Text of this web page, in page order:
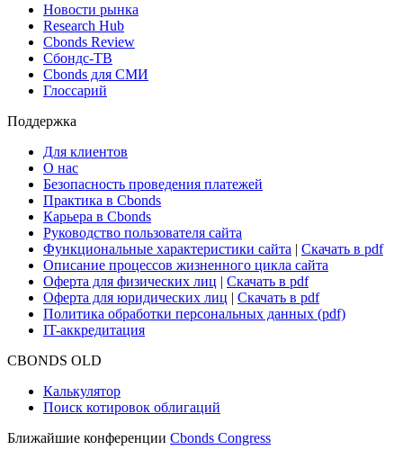
Новости рынка
Research Hub
Cbonds Review
Сбондс-ТВ
Cbonds для СМИ
Глоссарий
Поддержка
Для клиентов
О нас
Безопасность проведения платежей
Практика в Cbonds
Карьера в Cbonds
Руководство пользователя сайта
Функциональные характеристики сайта | Скачать в pdf
Описание процессов жизненного цикла сайта
Оферта для физических лиц | Скачать в pdf
Оферта для юридических лиц | Скачать в pdf
Политика обработки персональных данных (pdf)
IT-аккредитация
CBONDS OLD
Калькулятор
Поиск котировок облигаций
Ближайшие конференции Cbonds Congress